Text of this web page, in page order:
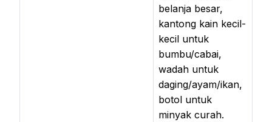
belanja besar,
kantong kain kecil-
kecil untuk
bumbu/cabai,
wadah untuk
daging/ayam/ikan,
botol untuk
minyak curah.